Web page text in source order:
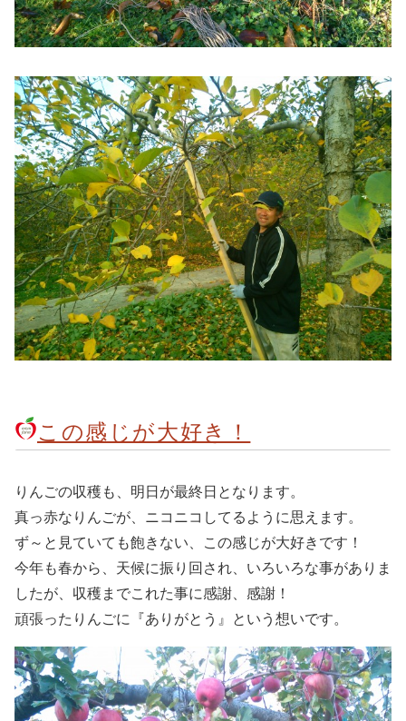
この感じが大好き！
りんごの収穫も、明日が最終日となります。
真っ赤なりんごが、ニコニコしてるように思えます。
ず～と見ていても飽きない、この感じが大好きです！
今年も春から、天候に振り回され、いろいろな事がありま
したが、収穫までこれた事に感謝、感謝！
頑張ったりんごに『ありがとう』という想いです。